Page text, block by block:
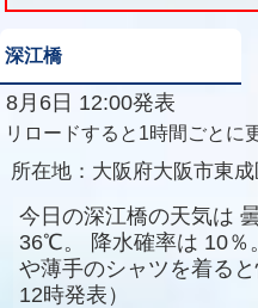
深江橋
8月6日 12:00発表
リロードすると1時間ごとに
所在地： 大阪府大阪市東
今日の深江橋の天気は
36℃。
降水確率は 10％。
や薄手のシャツを着る
12時発表）